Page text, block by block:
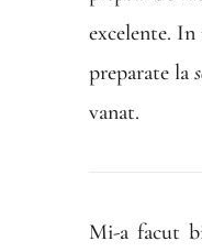
excelente.
preparate la
vanat.
Mi-a facut